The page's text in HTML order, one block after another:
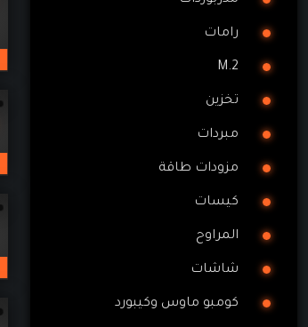
رامات
M.2
تخزين
مبردات
مزودات طاقة
كيسات
المراوح
شاشات
كومبو ماوس وكيبورد